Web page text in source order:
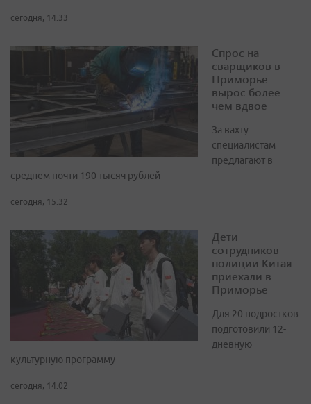
сегодня, 14:33
Спрос на
сварщиков в
Приморье
вырос более
чем вдвое
За вахту
специалистам
предлагают в
среднем почти 190 тысяч рублей
сегодня, 15:32
Дети
сотрудников
полиции Китая
приехали в
Приморье
Для 20 подростков
подготовили 12-
дневную
культурную программу
сегодня, 14:02